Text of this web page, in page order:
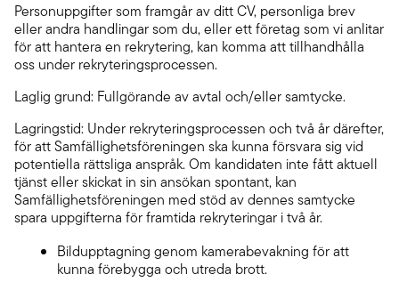
Personuppgifter som framgår av ditt CV, personliga brev
eller andra handlingar som du, eller ett företag som vi anlitar
för att hantera en rekrytering, kan komma att tillhandhålla
oss under rekryteringsprocessen.
Laglig grund: Fullgörande av avtal och/eller samtycke.
Lagringstid: Under rekryteringsprocessen och två år därefter,
för att Samfällighetsföreningen ska kunna försvara sig vid
potentiella rättsliga anspråk. Om kandidaten inte fått aktuell
tjänst eller skickat in sin ansökan spontant, kan
Samfällighetsföreningen med stöd av dennes samtycke
spara uppgifterna för framtida rekryteringar i två år.
Bildupptagning genom kamerabevakning för att
kunna förebygga och utreda brott.